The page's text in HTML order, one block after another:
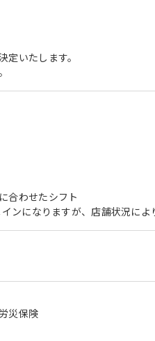
いたします。
合わせたシフト
ンになりますが、店舗状況によ
災保険